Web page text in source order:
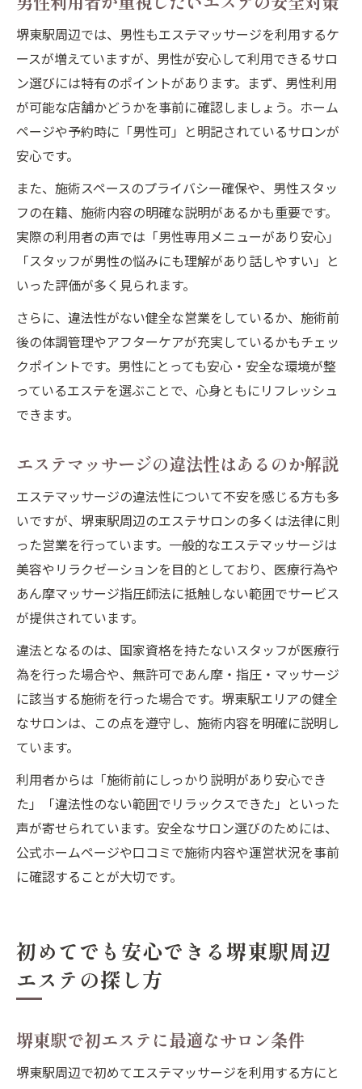
堺東駅周辺では、男性もエステマッサージを利用するケ
ースが増えていますが、男性が安心して利用できるサロ
ン選びには特有のポイントがあります。まず、男性利用
が可能な店舗かどうかを事前に確認しましょう。ホーム
ページや予約時に「男性可」と明記されているサロンが
安心です。
また、施術スペースのプライバシー確保や、男性スタッ
フの在籍、施術内容の明確な説明があるかも重要です。
実際の利用者の声では「男性専用メニューがあり安心」
「スタッフが男性の悩みにも理解があり話しやすい」と
いった評価が多く見られます。
さらに、違法性がない健全な営業をしているか、施術前
後の体調管理やアフターケアが充実しているかもチェッ
クポイントです。男性にとっても安心・安全な環境が整
っているエステを選ぶことで、心身ともにリフレッシュ
できます。
エステマッサージの違法性はあるのか解説
エステマッサージの違法性について不安を感じる方も多
いですが、堺東駅周辺のエステサロンの多くは法律に則
った営業を行っています。一般的なエステマッサージは
美容やリラクゼーションを目的としており、医療行為や
あん摩マッサージ指圧師法に抵触しない範囲でサービス
が提供されています。
違法となるのは、国家資格を持たないスタッフが医療行
為を行った場合や、無許可であん摩・指圧・マッサージ
に該当する施術を行った場合です。堺東駅エリアの健全
なサロンは、この点を遵守し、施術内容を明確に説明し
ています。
利用者からは「施術前にしっかり説明があり安心でき
た」「違法性のない範囲でリラックスできた」といった
声が寄せられています。安全なサロン選びのためには、
公式ホームページや口コミで施術内容や運営状況を事前
に確認することが大切です。
初めてでも安心できる堺東駅周辺
エステの探し方
堺東駅で初エステに最適なサロン条件
堺東駅周辺で初めてエステマッサージを利用する方にと